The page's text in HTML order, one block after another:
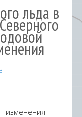
льда в
изменения